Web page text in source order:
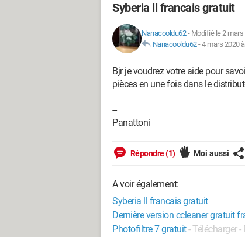
Syberia ll francais gratuit
Nanacooldu62- Modifié le 2 mars
Nanacooldu62-4 mars 2020
Bjr je voudrez votre aide pour
pièces en une fois dans le
--
Panattoni
Répondre (1) Moi aussi
A voir également:
Syberia ll francais gratuit
Dernière version ccleaner gratuit
Photofiltre 7 gratuit- Télécharger